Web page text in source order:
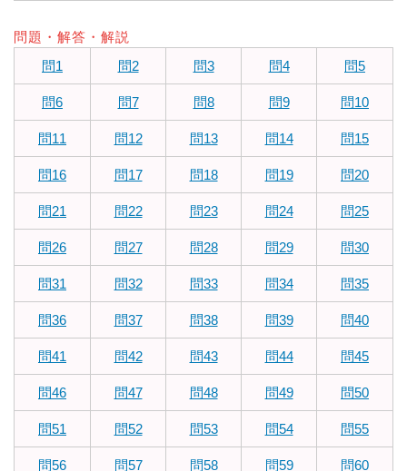
問題・解答・解説
問1
問2 問3 問4 問5
問6 問7 問8 問9 問10
問11 問12 問13 問14 問15
問16 問17 問18 問19 問20
問21 問22 問23 問24 問25
問26 問27 問28 問29 問30
問31 問32 問33 問34 問35
問36 問37 問38 問39 問40
問41 問42 問43 問44 問45
問46 問47 問48 問49 問50
問51 問52 問53 問54 問55
問56 問57 問58 問59 問60